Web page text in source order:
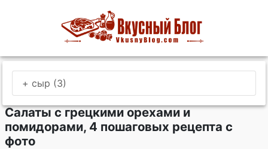
+ сыр (3)
Салаты с грецкими орехами и
помидорами, 4 пошаговых рецепта с
фото